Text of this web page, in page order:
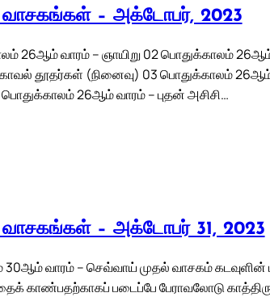
வாசகங்கள் – அக்டோபர், 2023
26ஆம் வாரம் – ஞாயிறு 02 பொதுக்காலம்
தூதர்கள் (நினைவு) 03 பொதுக்காலம்
26ஆம் வாரம் – புதன் அசிசி…
வாசகங்கள் – அக்டோபர் 31, 2023
30ஆம் வாரம் – செவ்வாய் முதல் வாசகம்
காண்பதற்காகப் படைப்பே பேராவலோடு